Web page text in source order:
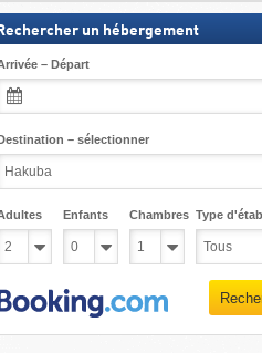
Rechercher un hébergement
– Départ
– sélectionner
Enfants Chambres Type